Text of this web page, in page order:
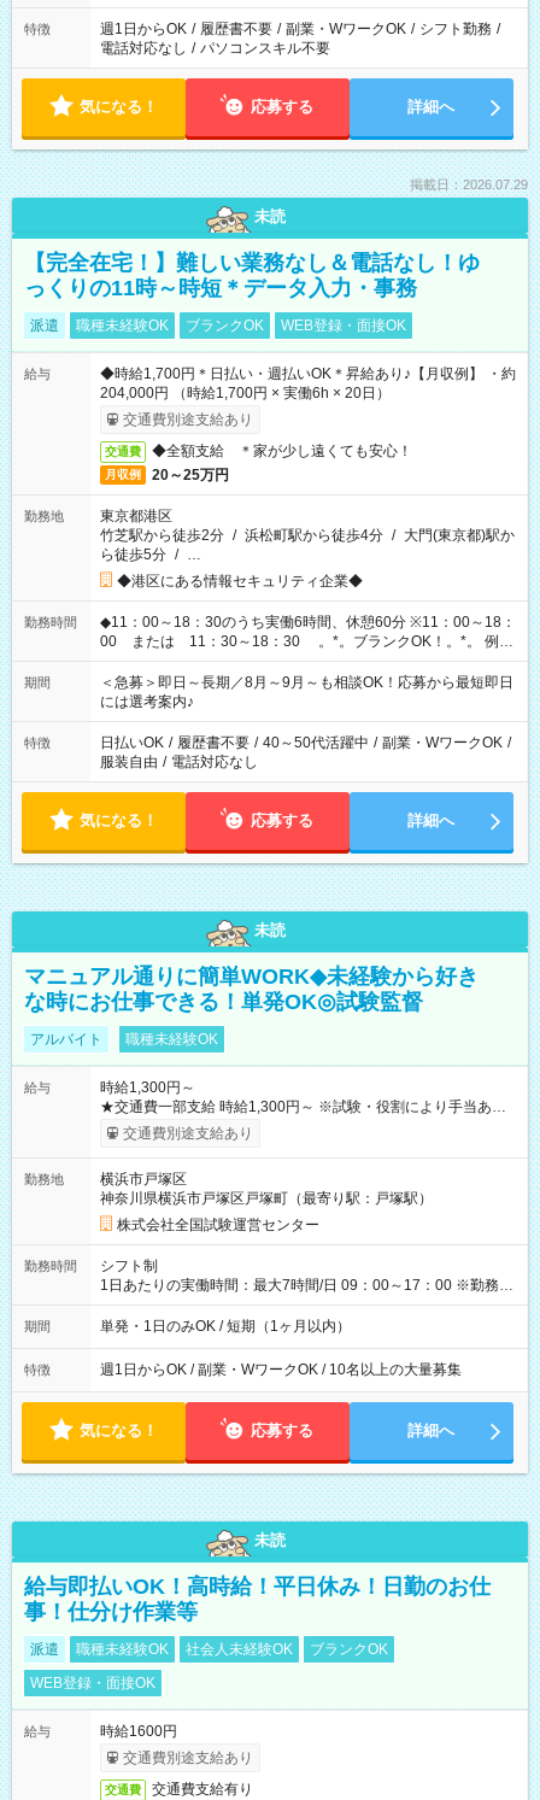
特徴 週1日からOK / 履歴書不要 / 副業・WワークOK / シフト勤務 /
電話対応なし / パソコンスキル不要
気になる！ 応募する 詳細へ
掲載日：2026.07.29
未読
【完全在宅！】難しい業務なし＆電話なし！ゆ
っくりの11時～時短＊データ入力・事務
派遣 職種未経験OK ブランクOK WEB登録・面接OK
給与
◆時給1,700円＊日払い・週払いOK＊昇給あり♪【月収例】 ・約
204,000円 （時給1,700円 × 実働6h × 20日）
交通費別途支給あり
交通費 ◆全額支給 ＊家が少し遠くても安心！
月収例 20～25万円
勤務地
東京都港区
竹芝駅から徒歩2分 / 浜松町駅から徒歩4分 / 大門(東京都)駅か
ら徒歩5分 / …
◆港区にある情報セキュリティ企業◆
勤務時間
◆11：00～18：30のうち実働6時間、休憩60分 ※11：00～18：
00 または 11：30～18：30 。*。ブランクOK！。*。 例え
ば前職が、 在宅/財団法人/事務/コールセンター/受付/販売/カフェ
スタッフ スイーツ販売/ホテルフロント/化粧品販売/など 様々な
業界から入社して活躍されています♪
期間
＜急募＞即日～長期／8月～9月～も相談OK！応募から最短即日
には選考案内♪
特徴 日払いOK / 履歴書不要 / 40～50代活躍中 / 副業・WワークOK /
服装自由 / 電話対応なし
気になる！ 応募する 詳細へ
未読
マニュアル通りに簡単WORK◆未経験から好き
な時にお仕事できる！単発OK◎試験監督
アルバイト 職種未経験OK
給与
時給1,300円～
★交通費一部支給 時給1,300円～ ※試験・役割により手当あり
※勤務回数により昇給あり 【即給（前払い）オプションあ
り！】 希望される場合、勤務から1週間ほどで給与の一部を受け
例】 ・河合塾模擬試験 8:30～17:30（休憩1時間） 時給1,300円
×8時間＝日収10,400円＋交通費 ※当日の役割により時給＋100
円の場合あり ・国家試験 7:00～13:30（休憩なし） 時給1,300
円（役割手当＋100円）×6時間＝日収8,400円＋交通費 【試用期
間】試用期間なし
交通費別途支給あり
勤務地
横浜市戸塚区
神奈川県横浜市戸塚区戸塚町（最寄り駅：戸塚駅）
株式会社全国試験運営センター
勤務時間
シフト制
1日あたりの実働時間：最大7時間/日 09：00～17：00 ※勤務時
間は 試験により異なります。
期間 単発・1日のみOK / 短期（1ヶ月以内）
特徴 週1日からOK / 副業・WワークOK / 10名以上の大量募集
気になる！ 応募する 詳細へ
未読
給与即払いOK！高時給！平日休み！日勤のお仕
事！仕分け作業等
派遣 職種未経験OK 社会人未経験OK
ブランクOK
WEB登録・面接OK
給与
時給1600円
交通費別途支給あり
交通費 交通費支給有り